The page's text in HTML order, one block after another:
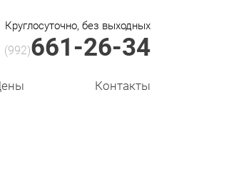
Круглосуточно, без выходных
(992)661-26-34
Контакты